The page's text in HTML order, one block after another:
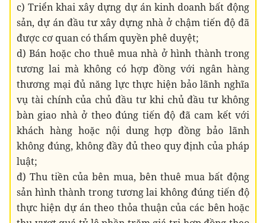
c) Triển khai xây dựng dự án kinh doanh bất động
sản, dự án đầu tư xây dựng nhà ở chậm tiến độ đã
được cơ quan có thẩm quyền phê duyệt;
d) Bán hoặc cho thuê mua nhà ở hình thành trong
tương lai mà không có hợp đồng với ngân hàng
thương mại đủ năng lực thực hiện bảo lãnh nghĩa
vụ tài chính của chủ đầu tư khi chủ đầu tư không
bàn giao nhà ở theo đúng tiến độ đã cam kết với
khách hàng hoặc nội dung hợp đồng bảo lãnh
không đúng, không đầy đủ theo quy định của pháp
luật;
đ) Thu tiền của bên mua, bên thuê mua bất động
sản hình thành trong tương lai không đúng tiến độ
thực hiện dự án theo thỏa thuận của các bên hoặc